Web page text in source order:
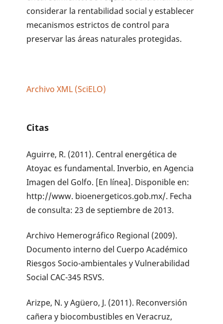
con­siderar la rentabilidad social y establecer
mecanismos estrictos de control para
preservar las áreas naturales protegidas.
Archivo XML (SciELO)
Citas
Aguirre, R. (2011). Central energética de
Atoyac es fundamental. Inverbio, en Agencia
Imagen del Golfo. [En línea]. Disponible en:
http://www. bioenergeticos.gob.mx/. Fecha
de consulta: 23 de septiembre de 2013.
Archivo Hemerográfico Regional (2009).
Documento interno del Cuerpo Académico
Riesgos Socio-ambientales y Vulnerabilidad
Social CAC-345 RSVS.
Arizpe, N. y Agüero, J. (2011). Reconversión
cañera y biocombustibles en Veracruz,